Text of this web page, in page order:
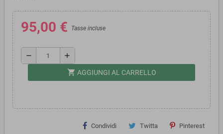
95,00 € Tasse incluse
remove add
shopping_cart AGGIUNGI AL CARRELLO
Condividi Twitta Pinterest